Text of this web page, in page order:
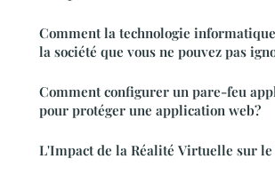
Comment la technologie
la société que vous ne pouvez pas
Comment configurer un pare-feu
pour protéger une application web?
L'Impact de la Réalité Virtuelle sur